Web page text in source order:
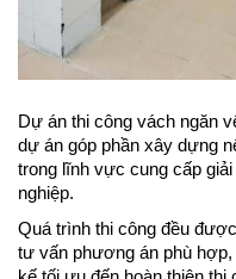
Dự án thi công vách ngăn
dự án góp phần xây dựng
trong lĩnh vực cung cấp
nghiệp.
Quá trình thi công đều
tư vấn phương án phù